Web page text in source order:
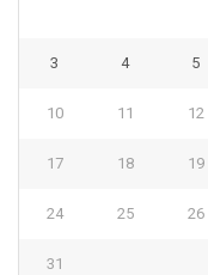
3 4 5
10 11 12
17 18 19
24 25 26
31